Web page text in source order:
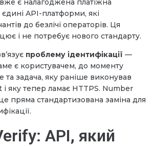
є налагоджена платіжна
єдині API-платформи, які
до безлічі операторів. Ця
і не потребує нового стандарту.
проблему ідентифікації —
є користувачем, до моменту
та задача, яку раніше виконував
яку тепер ламає HTTPS. Number
пряма стандартизована заміна для
API, який